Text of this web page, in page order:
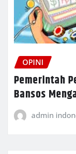
OPINI
Pemerintah
Bansos
admin